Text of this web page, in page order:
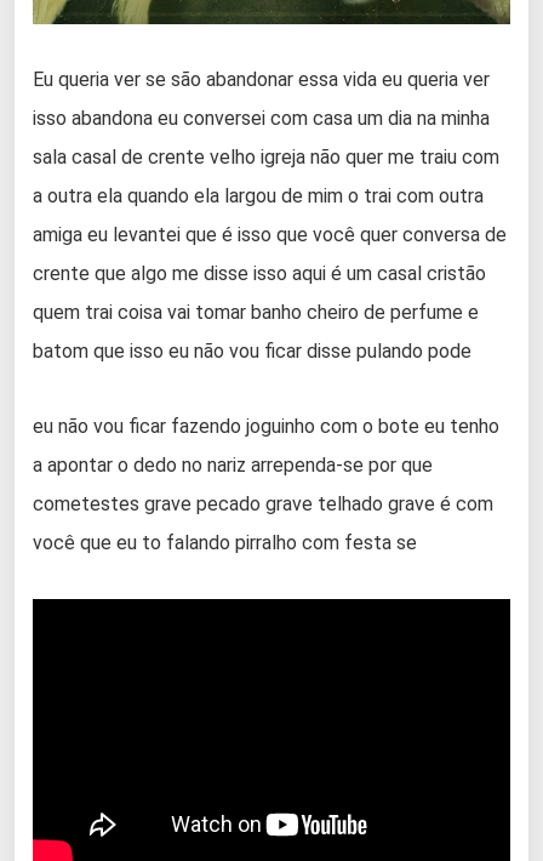
Eu queria ver se são abandonar essa vida eu queria ver
isso abandona eu conversei com casa um dia na minha
sala casal de crente velho igreja não quer me traiu com
a outra ela quando ela largou de mim o trai com outra
amiga eu levantei que é isso que você quer conversa de
crente que algo me disse isso aqui é um casal cristão
quem trai coisa vai tomar banho cheiro de perfume e
batom que isso eu não vou ficar disse pulando pode
eu não vou ficar fazendo joguinho com o bote eu tenho
a apontar o dedo no nariz arrependa-se por que
cometestes grave pecado grave telhado grave é com
você que eu to falando pirralho com festa se